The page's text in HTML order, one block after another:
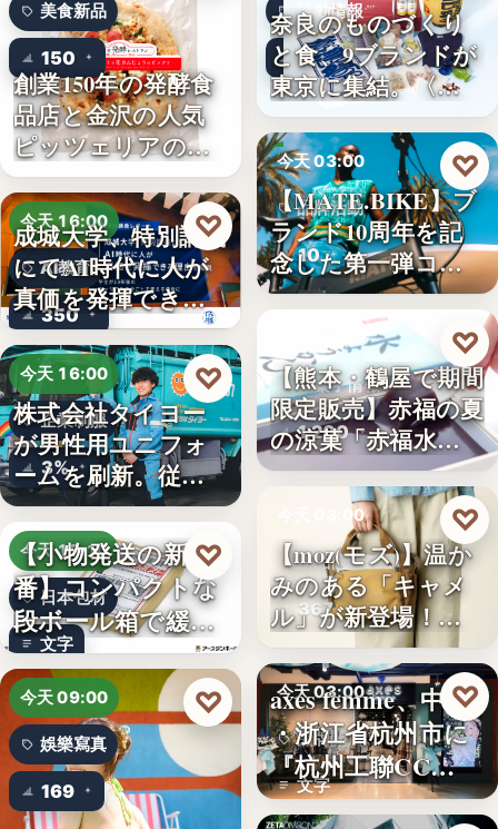
美食新品
150
創業150年の発酵食
品店と金沢の人気
ピッツェリアのコ
ラボ…
今天 16:00
AI教育
350
成城大学、特別講義
にてAI時代に人が
真価を発揮できる
理由…
♡
今天 16:00
企業制服
3%
株式会社タイヨー
が男性用ユニフォ
ームを刷新。従来
の男女兼…
♡
今天 15:10
日本包材
文字
【小物発送の新定
番】コンパクトな
段ボール箱で緩衝
材の節約…
♡
今天 09:00
娛樂寫真
169
♡
活動情報
9
奈良のものづくり
と食、9ブランドが
東京に集結。〈…
今天 03:00
品牌活動
10
【MATE.BIKE】ブ
ランド10周年を記
念した第一弾コ…
♡
今天 03:00
和菓子情報
1,200
【熊本・鶴屋で期間
限定販売】赤福の夏
の涼菓「赤福水よ
うか…
♡
今天 03:00
新品情報
367
【moz(モズ)】温か
みのある「キャメ
ル」が新登場！毎
日…
♡
今天 03:00
品牌開店
文字
axes femme、中国
・浙江省杭州市に
『杭州工聯CC…
♡